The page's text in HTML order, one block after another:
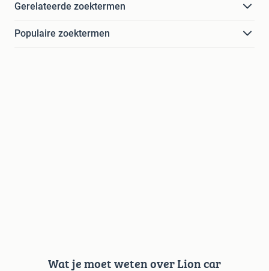
Gerelateerde zoektermen
Populaire zoektermen
Wat je moet weten over Lion car